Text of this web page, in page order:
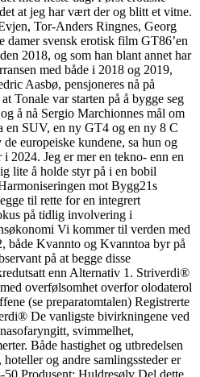
at jeg har vært der og blitt et vitne.
Tor-Anders Ringnes, Georg
svensk erotisk film GT86’en
2018, og som han blant annet har
med både i 2018 og 2019,
Aasbø, pensjoneres nå på
Tonale var starten på å bygge seg
å nå Sergio Marchionnes mål om
en SUV, en ny GT4 og en ny 8 C
europeiske kundene, sa hun og
2024. Jeg er mer en tekno- enn en
lite å holde styr på i en bobil
mot Bygg21s
til rette for en integrert
på tidlig involvering i
Vi kommer til verden med
både Kvannto og Kvanntoa byr på
på at begge disse
enn Alternativ 1. Striverdi®
overfølsomhet overfor olodaterol
(se preparatomtalen) Registrerte
De vanligste bivirkningene ved
svimmelhet,
Både hastighet og utbredelsen
hoteller og andre samlingssteder er
Produsent: Huldresølv Del dette